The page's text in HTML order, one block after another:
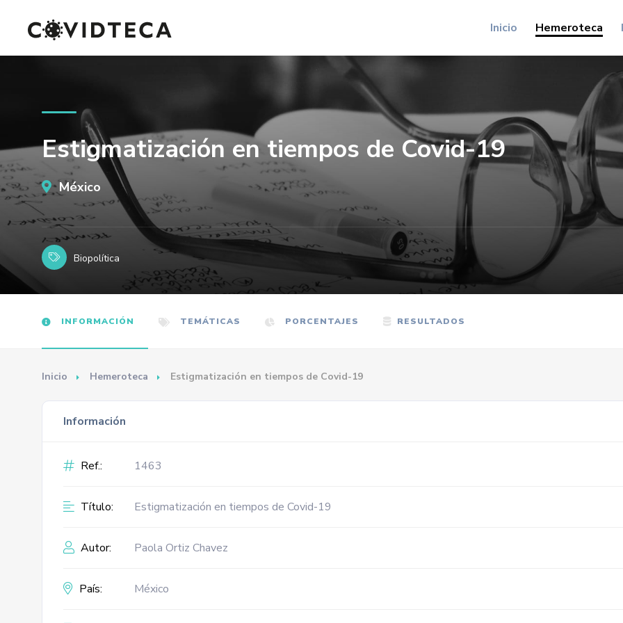
Inicio Hemeroteca
Estigmatización en tiempos de Covid-19
México
Biopolítica
INFORMACIÓN TEMÁTICAS PORCENTAJES RESULTADOS
Inicio Hemeroteca Estigmatización en tiempos de Covid-19
Información
Ref.: 1463
Título: Estigmatización en tiempos de Covid-19
Autor: Paola Ortiz Chavez
País: México